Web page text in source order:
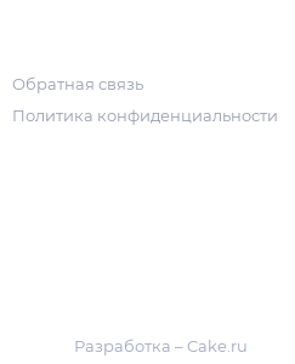
Обратная связь
Политика конфиденциальности
Разработка – Cake.ru